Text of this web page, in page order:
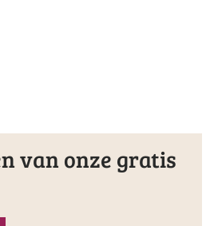
van onze gratis